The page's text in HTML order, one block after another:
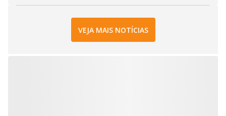
VEJA MAIS NOTÍCIAS